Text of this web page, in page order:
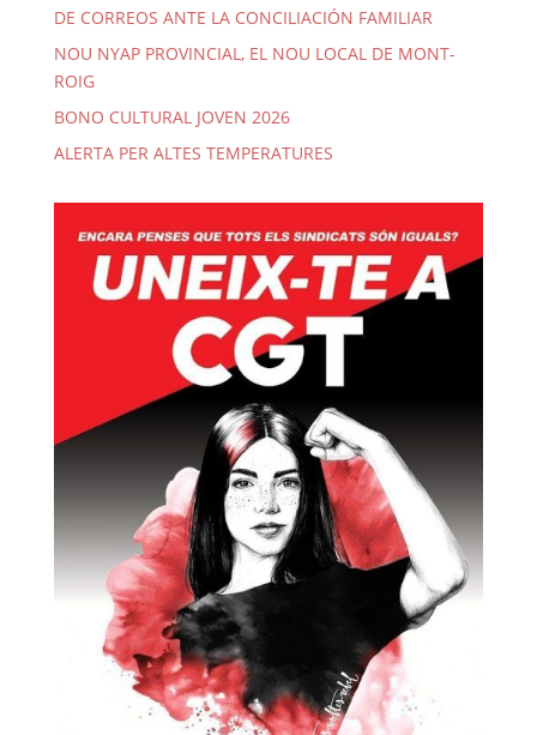
DE CORREOS ANTE LA CONCILIACIÓN FAMILIAR
NOU NYAP PROVINCIAL, EL NOU LOCAL DE MONT-
ROIG
BONO CULTURAL JOVEN 2026
ALERTA PER ALTES TEMPERATURES